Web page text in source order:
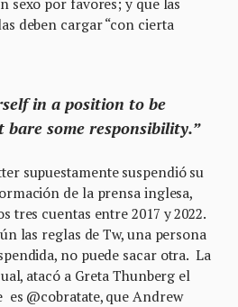
sexo por favores; y que las
deben cargar “con cierta
in a position to be
bare some responsibility.”
supuestamente suspendió su
de la prensa inglesa,
tres cuentas entre 2017 y 2022.
las reglas de Tw, una persona
no puede sacar otra. La
atacó a Greta Thunberg el
es @cobratate, que Andrew